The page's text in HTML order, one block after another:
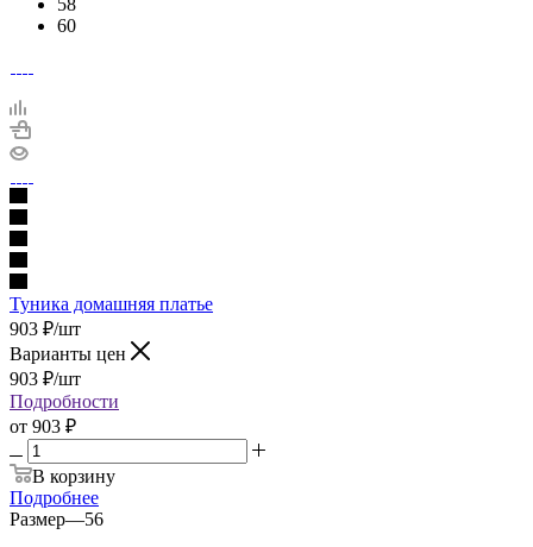
60
Туника домашняя платье
903 ₽/шт
Варианты цен
903 ₽/шт
Подробности
от 903 ₽
В корзину
Подробнее
Размер—56